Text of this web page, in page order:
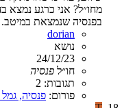
מחו״ל? אני כרגע נמצא
בפנסיה שנמצאת
dorian
נושא
24/12/23
חו״ל פנסיה
תגובות: 2
פורום: פנסיה,